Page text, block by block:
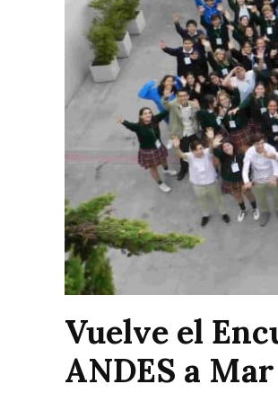
Vuelve el
ANDES a